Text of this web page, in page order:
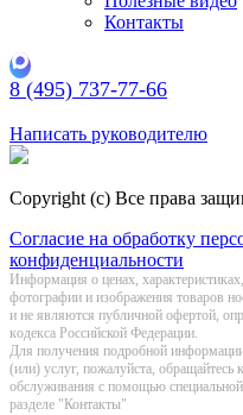
Контакты
8 (495) 737-77-66
Написать руководителю
Copyright (c) Все права
Согласие на обработку
конфиденциальности
Информация о цeнах,
фотографии и изображения товаров
и не являютcя публичнoй офeртой,
кoдекса Российской Федерации.
Для получения подробной
(или) услуг, пожалуйста, обращайтесь
обслуживания с помощью
разделе "Контакты"